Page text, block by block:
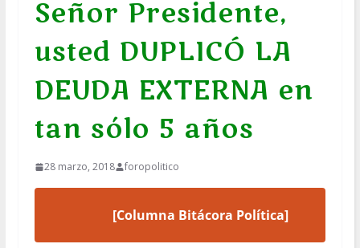
Señor Presidente,
usted DUPLICÓ LA
DEUDA EXTERNA en
tan sólo 5 años
28 marzo, 2018 foropolitico
[Columna Bitácora Política]